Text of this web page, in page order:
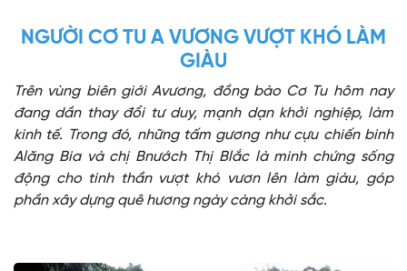
NGƯỜI CƠ TU A VƯƠNG VƯỢT KHÓ LÀM
GIÀU
Trên vùng biên giới Avương, đồng bào Cơ Tu hôm nay
đang dần thay đổi tư duy, mạnh dạn khởi nghiệp, làm
kinh tế. Trong đó, những tấm gương như cựu chiến binh
Alăng Bia và chị Bnướch Thị Blắc là minh chứng sống
động cho tinh thần vượt khó vươn lên làm giàu, góp
phần xây dựng quê hương ngày càng khởi sắc.